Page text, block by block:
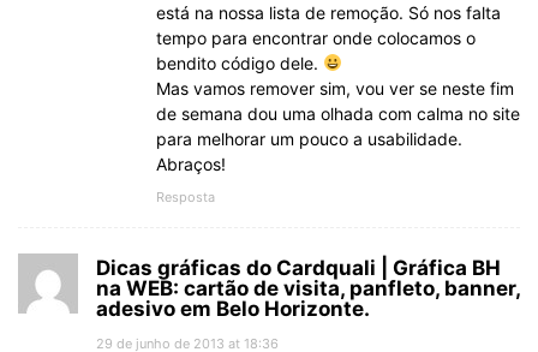
está na nossa lista de remoção. Só nos falta
tempo para encontrar onde colocamos o
bendito código dele.
Mas vamos remover sim, vou ver se neste fim
de semana dou uma olhada com calma no site
para melhorar um pouco a usabilidade.
Abraços!
Resposta
Dicas gráficas do Cardquali | Gráfica BH
na WEB: cartão de visita, panfleto, banner,
adesivo em Belo Horizonte.
29 de junho de 2013 at 18:36